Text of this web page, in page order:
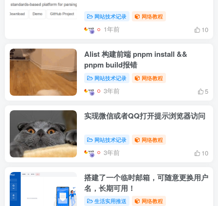
网站技术记录 网络教程
1年前 10
Alist 构建前端 pnpm install &&
pnpm build报错
网站技术记录 网络教程
3年前 5
实现微信或者QQ打开提示浏览器访问
网站技术记录 网络教程
3年前 10
搭建了一个临时邮箱，可随意更换用户
名，长期可用！
生活实用推送 网络教程